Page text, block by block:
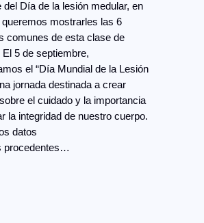
del Día de la lesión medular, en
mostrarles las 6
comunes de esta clase de
5 de septiembre,
el “Día Mundial de la Lesión
jornada destinada a crear
el cuidado y la importancia
la integridad de nuestro cuerpo.
datos
procedentes…